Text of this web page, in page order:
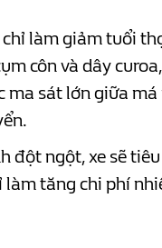
làm giảm tuổi
côn và dây
ma sát lớn giữa
đột ngột, xe sẽ
tăng chi phí